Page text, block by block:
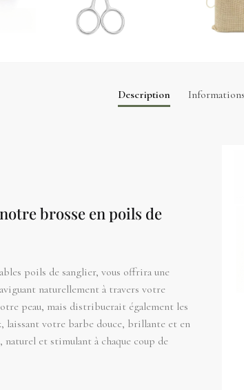
Description
brosse en poils de
poils de sanglier, vous offrira une
naturellement à travers votre
peau, mais distribuerait également les
laissant votre barbe douce, brillante et en
naturel et stimulant à chaque coup de